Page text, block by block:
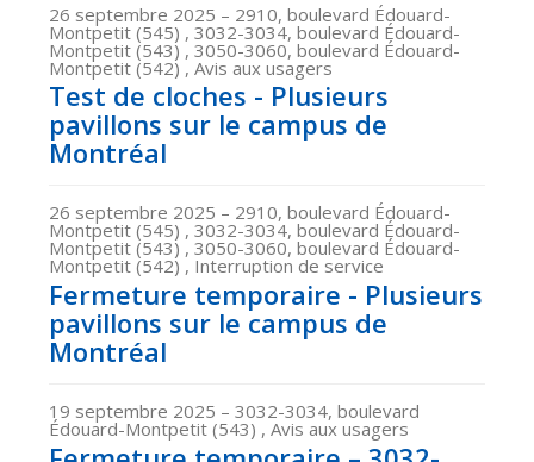
26 septembre 2025 – 2910, boulevard Édouard-
Montpetit (545) , 3032-3034, boulevard Édouard-
Montpetit (543) , 3050-3060, boulevard Édouard-
Montpetit (542) , Avis aux usagers
Test de cloches - Plusieurs
pavillons sur le campus de
Montréal
26 septembre 2025 – 2910, boulevard Édouard-
Montpetit (545) , 3032-3034, boulevard Édouard-
Montpetit (543) , 3050-3060, boulevard Édouard-
Montpetit (542) , Interruption de service
Fermeture temporaire - Plusieurs
pavillons sur le campus de
Montréal
19 septembre 2025 – 3032-3034, boulevard
Édouard-Montpetit (543) , Avis aux usagers